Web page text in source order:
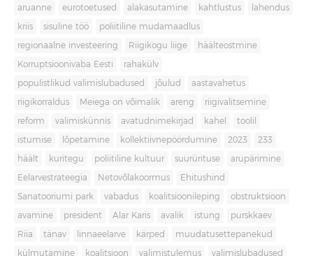
aruanne eurotoetused alakasutamine kahtlustus lahendus
kriis sisuline töö poliitiline mudamaadlus
regionaalne investeering Riigikogu liige häälteostmine
Korruptsioonivaba Eesti rahakülv
populistlikud valimislubadused jõulud aastavahetus
riigikorraldus Meiega on võimalik areng riigivalitsemine
reform valimiskünnis avatudnimekirjad kahel toolil
istumise lõpetamine kollektiivnepöördumine 2023 233
häält kuritegu poliitiline kultuur suurürituse arupärimine
Eelarvestrateegia Netovõlakoormus Ehitushind
Sanatooriumi park vabadus koalitsioonileping obstruktsioon
avamine president Alar Karis avalik istung purskkaev
Riia tänav linnaeelarve kärped muudatusettepanekud
külmutamine koalitsioon valimistulemus valimislubadused